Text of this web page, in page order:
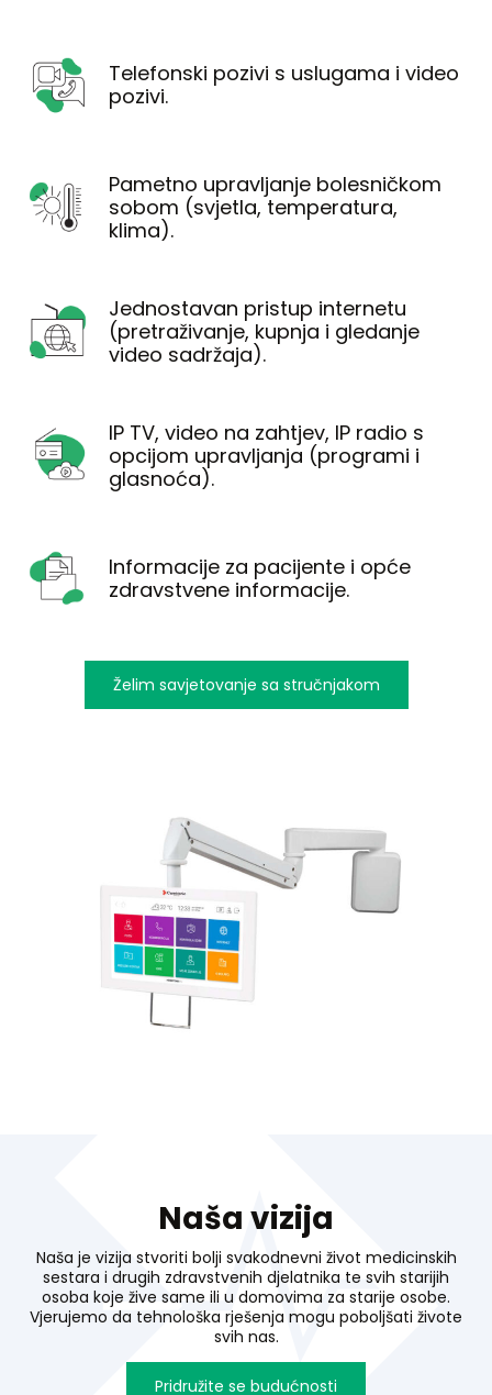
Telefonski pozivi s uslugama i video
pozivi.
Pametno upravljanje bolesničkom
sobom (svjetla, temperatura,
klima).
Jednostavan pristup internetu
(pretraživanje, kupnja i gledanje
video sadržaja).
IP TV, video na zahtjev, IP radio s
opcijom upravljanja (programi i
glasnoća).
Informacije za pacijente i opće
zdravstvene informacije.
Želim savjetovanje sa stručnjakom
Naša vizija
Naša je vizija stvoriti bolji svakodnevni život medicinskih
sestara i drugih zdravstvenih djelatnika te svih starijih
osoba koje žive same ili u domovima za starije osobe.
Vjerujemo da tehnološka rješenja mogu poboljšati živote
svih nas.
Pridružite se budućnosti